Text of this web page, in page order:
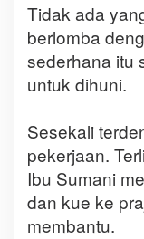
‎Tidak ada
berlomba
sederhana itu
untuk dihuni.
‎Sesekali
pekerjaan.
Ibu Sumani
dan kue ke
membantu.